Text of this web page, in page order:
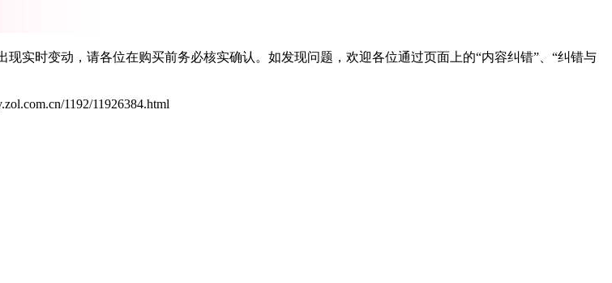
实时变动，请各位在购买前务必核实确认。如发现问题，欢迎各位通过页面上的“内容纠错”、“纠错与
1192/11926384.html